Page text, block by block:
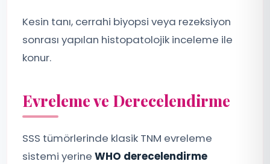
Kesin tanı, cerrahi biyopsi veya rezeksiyon
sonrası yapılan histopatolojik inceleme ile
konur.
Evreleme ve Derecelendirme
SSS tümörlerinde klasik TNM evreleme
sistemi yerineWHO derecelendirme